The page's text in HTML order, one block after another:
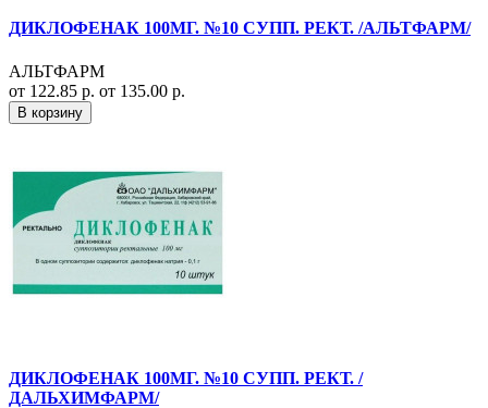
ДИКЛОФЕНАК 100МГ. №10 СУПП. РЕКТ. /АЛЬТФАРМ/
АЛЬТФАРМ
от 122.85 р. от 135.00 р.
В корзину
ДИКЛОФЕНАК 100МГ. №10 СУПП. РЕКТ. /
ДАЛЬХИМФАРМ/